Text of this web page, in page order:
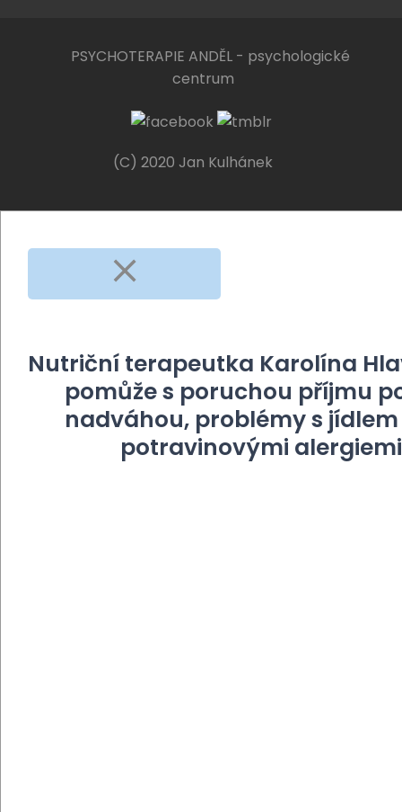
PSYCHOTERAPIE ANDĚL - psychologické
centrum
(C) 2020 Jan Kulhánek
Nutriční terapeutka Karolína
pomůže s poruchou příjmu
nadváhou, problémy s
potravinovými